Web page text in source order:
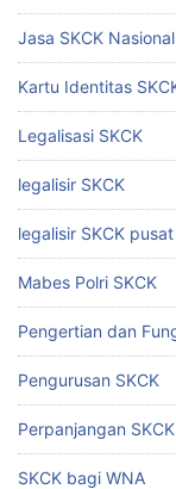
Jasa SKCK Nasional
Kartu Identitas
Legalisasi SKCK
legalisir SKCK
legalisir SKCK pusat
Mabes Polri SKCK
Pengertian dan
Pengurusan SKCK
Perpanjangan SKCK
SKCK bagi WNA